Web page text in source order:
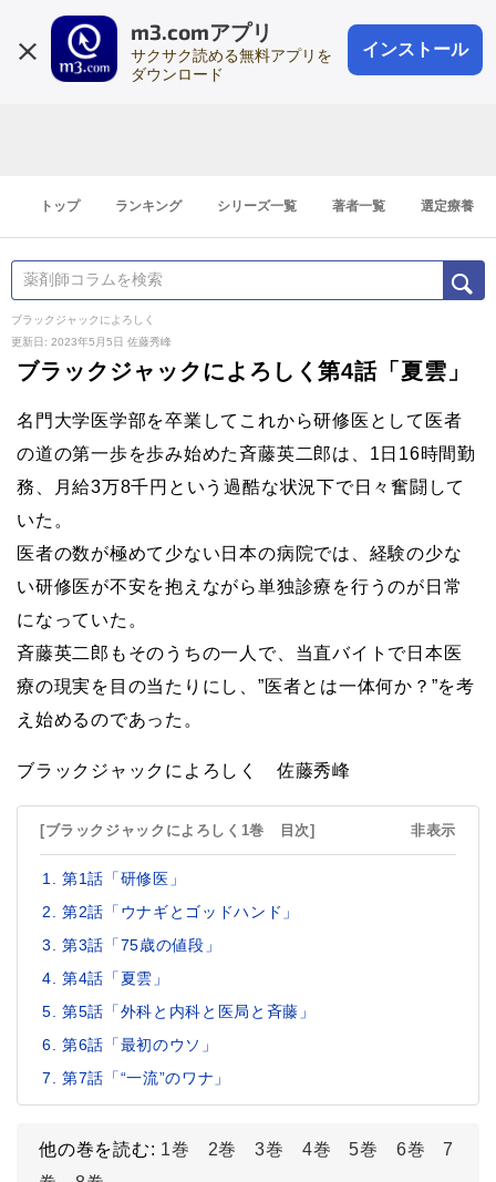
m3.comアプリ
サクサク読める無料アプリを
ダウンロード
インストール
会員登録
登録1分
トップ ランキング シリーズ一覧 著者一覧 選定療養
ブラックジャックによろしく
更新日: 2023年5月5日 佐藤秀峰
ブラックジャックによろしく第4話「夏雲」
名門大学医学部を卒業してこれから研修医として医者
の道の第一歩を歩み始めた斉藤英二郎は、1日16時間勤
務、月給3万8千円という過酷な状況下で日々奮闘して
いた。
医者の数が極めて少ない日本の病院では、経験の少な
い研修医が不安を抱えながら単独診療を行うのが日常
になっていた。
斉藤英二郎もそのうちの一人で、当直バイトで日本医
療の現実を目の当たりにし、”医者とは一体何か？”を考
え始めるのであった。
ブラックジャックによろしく 佐藤秀峰
[ブラックジャックによろしく1巻 目次] 非表示
第1話「研修医」
第2話「ウナギとゴッドハンド」
第3話「75歳の値段」
第4話「夏雲」
第5話「外科と内科と医局と斉藤」
第6話「最初のウソ」
第7話「“一流”のワナ」
他の巻を読む: 1巻 2巻 3巻 4巻 5巻 6巻
7